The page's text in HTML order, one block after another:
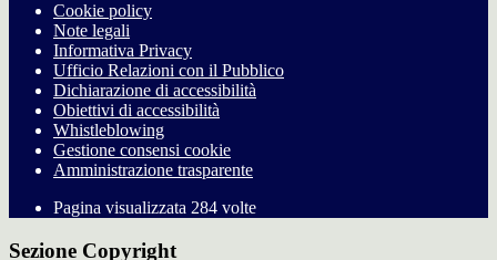
Cookie policy
Note legali
Informativa Privacy
Ufficio Relazioni con il Pubblico
Dichiarazione di accessibilità
Obiettivi di accessibilità
Whistleblowing
Gestione consensi cookie
Amministrazione trasparente
Pagina visualizzata 284 volte
Sezione Copyright